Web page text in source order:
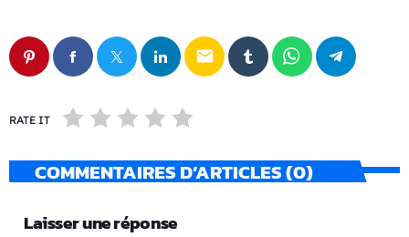
email
RATE IT
COMMENTAIRES D’ARTICLES (0)
Laisser une réponse